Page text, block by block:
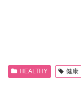
HEALTHY 健康